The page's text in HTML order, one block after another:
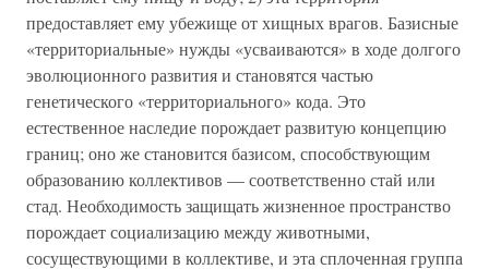
предоставляет ему убежище от хищных врагов. Базисные
«территориальные» нужды «усваиваются» в ходе долгого
эволюционного развития и становятся частью
генетического «территориального» кода. Это
естественное наследие порождает развитую концепцию
границ; оно же становится базисом, способствующим
образованию коллективов — соответственно стай или
стад. Необходимость защищать жизненное пространство
порождает социализацию между животными,
сосуществующими в коллективе, и эта сплоченная группа